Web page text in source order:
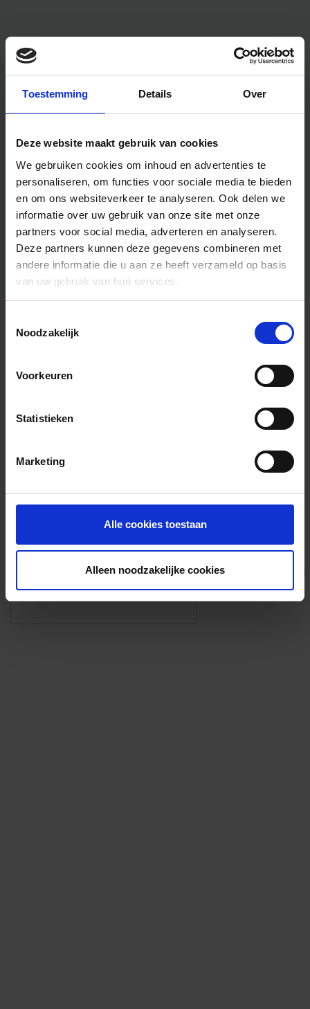
Toestemming Details Over
Deze website maakt gebruik van cookies
We gebruiken cookies om inhoud en advertenties te
personaliseren, om functies voor sociale media te bieden
en om ons websiteverkeer te analyseren. Ook delen we
informatie over uw gebruik van onze site met onze
partners voor social media, adverteren en analyseren.
Deze partners kunnen deze gegevens combineren met
andere informatie die u aan ze heeft verzameld op basis
van uw gebruik van hun services.
Noodzakelijk
Voorkeuren
Statistieken
Marketing
Alle cookies toestaan
Alleen noodzakelijke cookies
Algemene informatie
Foto’s ({{photos.length}})
Eigen foto’s